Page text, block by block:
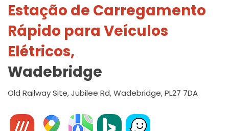
Estação de Carregamento
Rápido para Veículos
Elétricos,
Wadebridge
Old Railway Site, Jubilee Rd, Wadebridge, PL27 7DA